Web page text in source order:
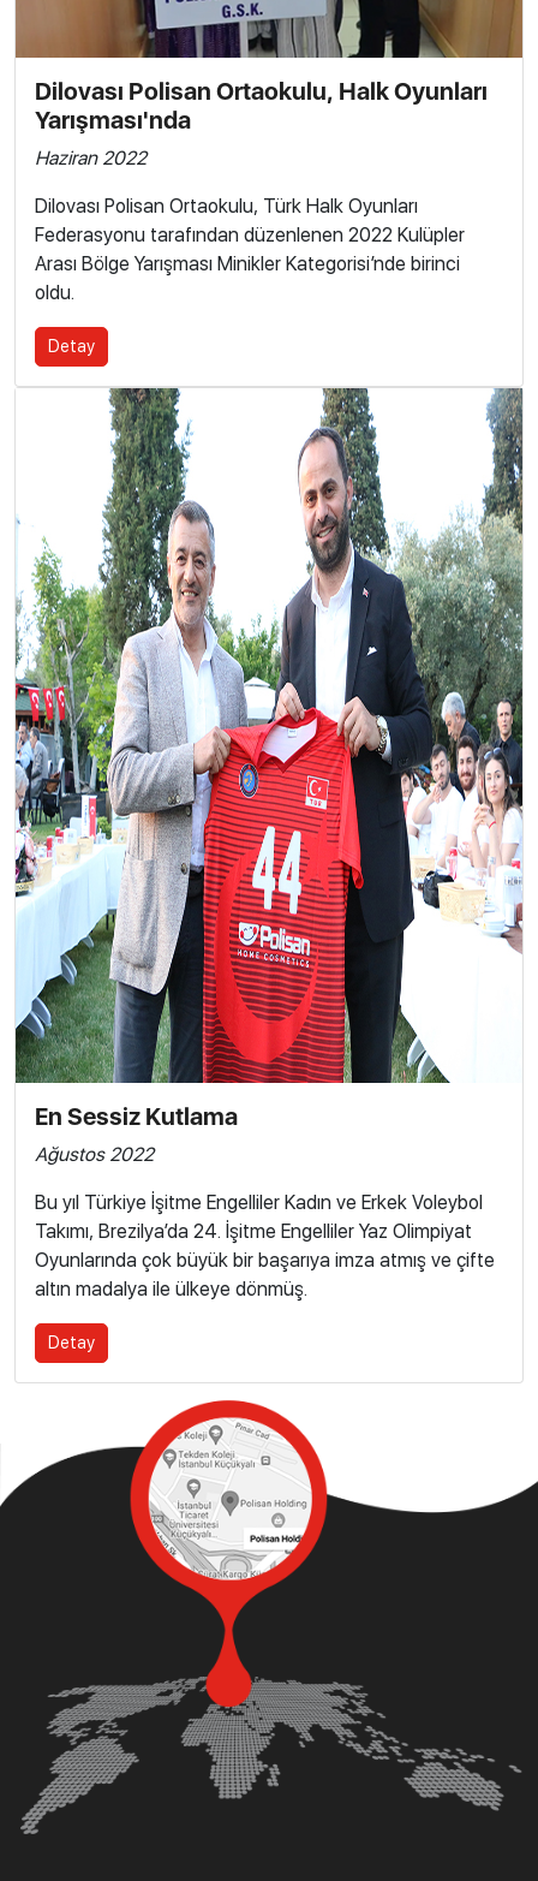
Dilovası Polisan Ortaokulu, Halk Oyunları
Yarışması'nda
Haziran 2022
Dilovası Polisan Ortaokulu, Türk Halk Oyunları
Federasyonu tarafından düzenlenen 2022 Kulüpler
Arası Bölge Yarışması Minikler Kategorisi’nde birinci
oldu.
Detay
En Sessiz Kutlama
Ağustos 2022
Bu yıl Türkiye İşitme Engelliler Kadın ve Erkek Voleybol
Takımı, Brezilya’da 24. İşitme Engelliler Yaz Olimpiyat
Oyunlarında çok büyük bir başarıya imza atmış ve çifte
altın madalya ile ülkeye dönmüş.
Detay